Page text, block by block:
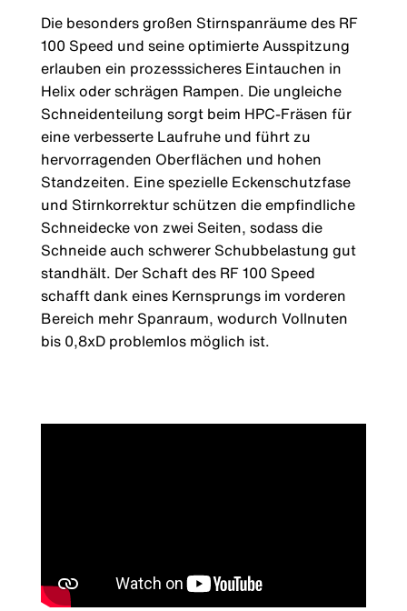
Die besonders großen Stirnspanräume des RF
100 Speed und seine optimierte Ausspitzung
erlauben ein prozesssicheres Eintauchen in
Helix oder schrägen Rampen. Die ungleiche
Schneidenteilung sorgt beim HPC-Fräsen für
eine verbesserte Laufruhe und führt zu
hervorragenden Oberflächen und hohen
Standzeiten. Eine spezielle Eckenschutzfase
und Stirnkorrektur schützen die empfindliche
Schneidecke von zwei Seiten, sodass die
Schneide auch schwerer Schubbelastung gut
standhält. Der Schaft des RF 100 Speed
schafft dank eines Kernsprungs im vorderen
Bereich mehr Spanraum, wodurch Vollnuten
bis 0,8xD problemlos möglich ist.